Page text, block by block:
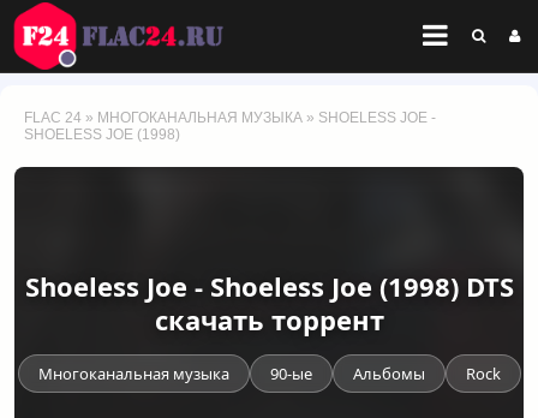
FLAC 24 » МНОГОКАНАЛЬНАЯ МУЗЫКА » SHOELESS JOE -
SHOELESS JOE (1998)
Shoeless Joe - Shoeless Joe (1998) DTS
скачать торрент
Многоканальная музыка 90-ые Альбомы Rock